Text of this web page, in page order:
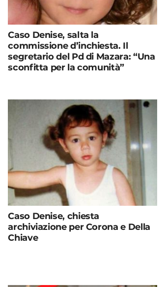
Caso Denise, salta la
commissione d’inchiesta. Il
segretario del Pd di Mazara: “Una
sconfitta per la comunità”
Caso Denise, chiesta
archiviazione per Corona e Della
Chiave